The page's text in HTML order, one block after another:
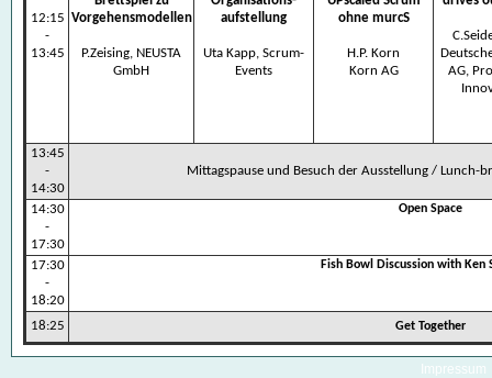
12:15
-
13:45
Vorgehensmodellen
P.Zeising, NEUSTA
GmbH
aufstellung
Uta Kapp, Scrum-
Events
ohne murcS
H.P. Korn
Korn AG
AG,
13:45
-
14:30
Mittagspause und Besuch der Ausstellung / Lunch-
14:30
-
17:30
Open Space
17:30
-
18:20
Fish Bowl Discussion with Ken
18:25 Get Together
Impressum